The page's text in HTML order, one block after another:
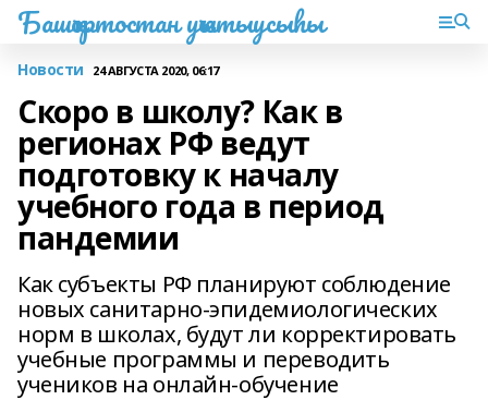
Башҡортостан уҡытыусыһы
Новости 24 АВГУСТА 2020, 06:17
Скоро в школу? Как в
регионах РФ ведут
подготовку к началу
учебного года в период
пандемии
Как субъекты РФ планируют соблюдение
новых санитарно-эпидемиологических
норм в школах, будут ли корректировать
учебные программы и переводить
учеников на онлайн-обучение